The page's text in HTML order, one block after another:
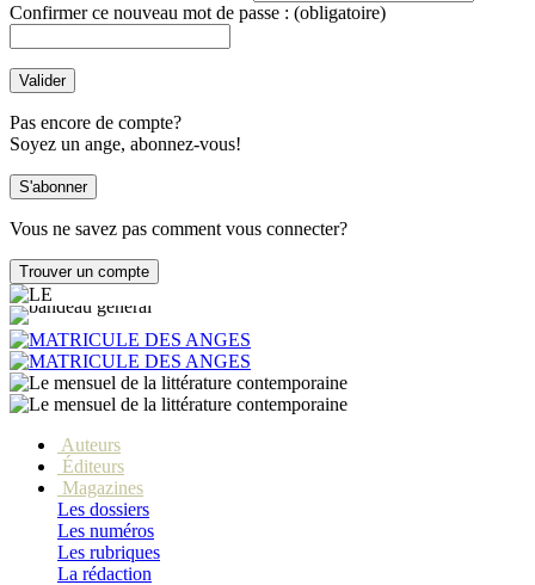
Confirmer ce nouveau mot de passe : (obligatoire)
Pas encore de compte?
Soyez un ange, abonnez-vous!
Vous ne savez pas comment vous connecter?
Auteurs
Éditeurs
Magazines
Les dossiers
Les numéros
Les rubriques
La rédaction